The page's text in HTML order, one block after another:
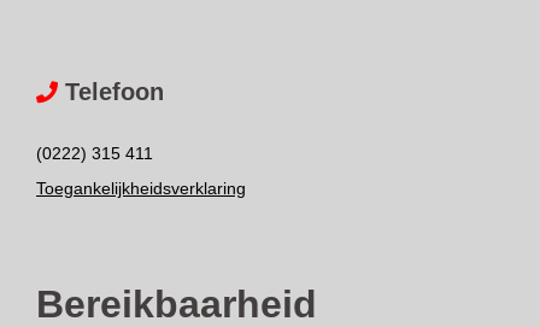
Telefoon
(0222) 315 411
Toegankelijkheidsverklaring
Bereikbaarheid